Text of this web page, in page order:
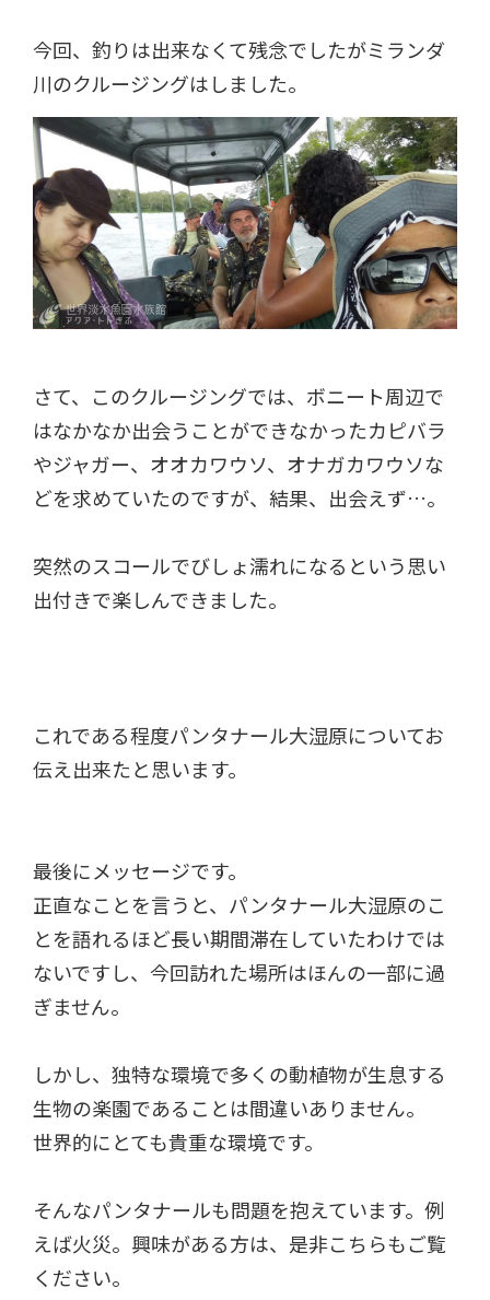
今回、釣りは出来なくて残念でしたがミランダ
川のクルージングはしました。
さて、このクルージングでは、ボニート周辺で
はなかなか出会うことができなかったカピバラ
やジャガー、オオカワウソ、オナガカワウソな
どを求めていたのですが、結果、出会えず…。
突然のスコールでびしょ濡れになるという思い
出付きで楽しんできました。
これである程度パンタナール大湿原についてお
伝え出来たと思います。
最後にメッセージです。
正直なことを言うと、パンタナール大湿原のこ
とを語れるほど長い期間滞在していたわけでは
ないですし、今回訪れた場所はほんの一部に過
ぎません。
しかし、独特な環境で多くの動植物が生息する
生物の楽園であることは間違いありません。
世界的にとても貴重な環境です。
そんなパンタナールも問題を抱えています。例
えば火災。興味がある方は、是非こちらもご覧
ください。